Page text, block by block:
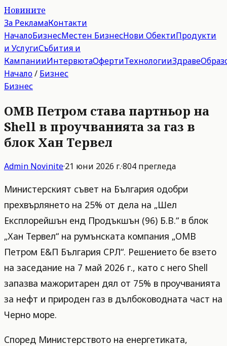
Новините
За РекламаКонтакти
НачалоБизнесМестен БизнесНови ОбектиПродукти
и УслугиСъбития и
КампанииИнтервютаОфертиТехнологииЗдраве
Начало/ Бизнес
Бизнес
OMВ Петром става партньор на
Shell в проучванията за газ в
блок Хан Тервел
Admin Novinite·21 юни 2026 г.·804 прегледа
Министерският съвет на България одобри
прехвърлянето на 25% от дела на „Шел
Експлорейшън енд Продъкшън (96) Б.В.“ в блок
„Хан Тервел“ на румънската компания „ОМВ
Петром Е&П България СРЛ“. Решението бе взето
на заседание на 7 май 2026 г., като с него Shell
запазва мажоритарен дял от 75% в проучванията
за нефт и природен газ в дълбоководната част на
Черно море.
Според Министерството на енергетиката,